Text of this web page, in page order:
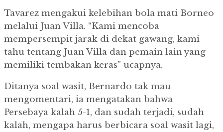
Tavarez mengakui kelebihan bola mati Borneo
melalui Juan Villa. “Kami mencoba
mempersempit jarak di dekat gawang, kami
tahu tentang Juan Villa dan pemain lain yang
memiliki tembakan keras” ucapnya.
Ditanya soal wasit, Bernardo tak mau
mengomentari, ia mengatakan bahwa
Persebaya kalah 5-1, dan sudah terjadi, sudah
kalah, mengapa harus berbicara soal wasit lagi,